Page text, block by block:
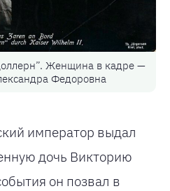
Женщина в кадре —
Федоровна
император выдал
дочь Викторию
он позвал в